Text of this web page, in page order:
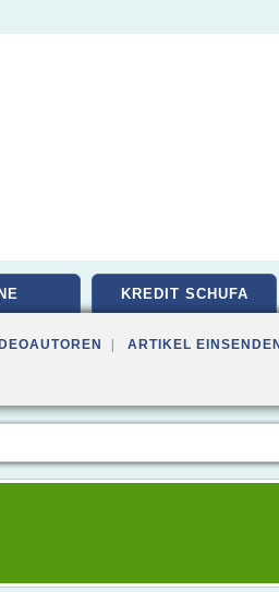
KREDIT SCHUFA
ARTIKEL EINSENDEN